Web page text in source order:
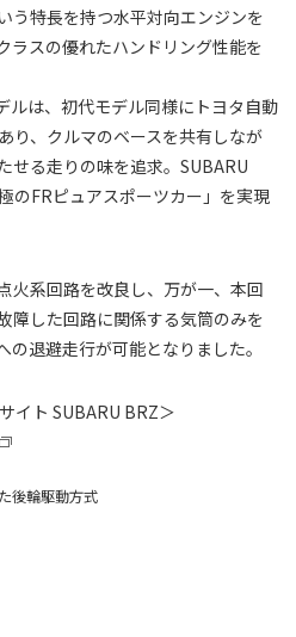
う特長を持つ水平対向エンジンを
ラスの優れたハンドリング性能を
ルは、初代モデル同様にトヨタ自動
り、クルマのベースを共有しなが
せる走りの味を追求。SUBARU
のFRピュアスポーツカー」を実現
火系回路を改良し、万が一、本回
障した回路に関係する気筒のみを
退避走行が可能となりました。
イト SUBARU BRZ＞
後輪駆動方式